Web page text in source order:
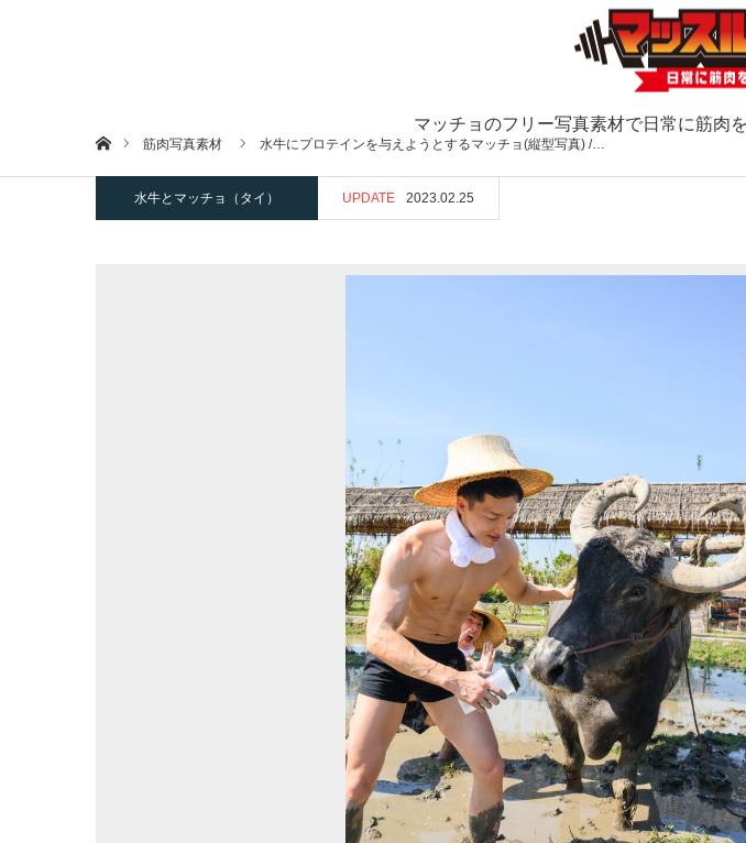
マッチョのフリー写真素材で日常に筋肉
ホーム筋肉写真素材 水牛にプロテインを与えようとするマッチョ(縦型写真) /…
水牛とマッチョ（タイ） UPDATE 2023.02.25